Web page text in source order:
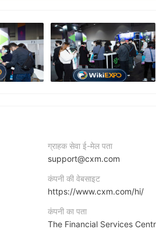
ग्राहक सेवा ई-मेल पता
support@cxm.com
कंपनी की वेबसाइट
https://www.cxm.com/hi/
कंपनी का पता